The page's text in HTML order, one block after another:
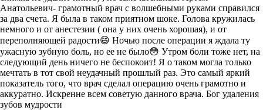
Анатольевич- грамотный врач с волшебными руками справился
за два счета. Я была в таком приятном шоке. Голова кружилась
немного и от анестезии ( она у них очень хорошая), и от
переполняющей радости😄 Ночью после операции я ждала ту
ужасную зубную боль, но ее не было😳 Утром боли тоже нет, на
следующий день ничего не беспокоит! Я о таком могла только
мечтать в тот свой неудачный прошлый раз. Это самый яркий
показатель того, что врач сделал операцию очень грамотно и
аккуратно. Искренне всем советую данного врача. Бог удаления
зубов мудрости